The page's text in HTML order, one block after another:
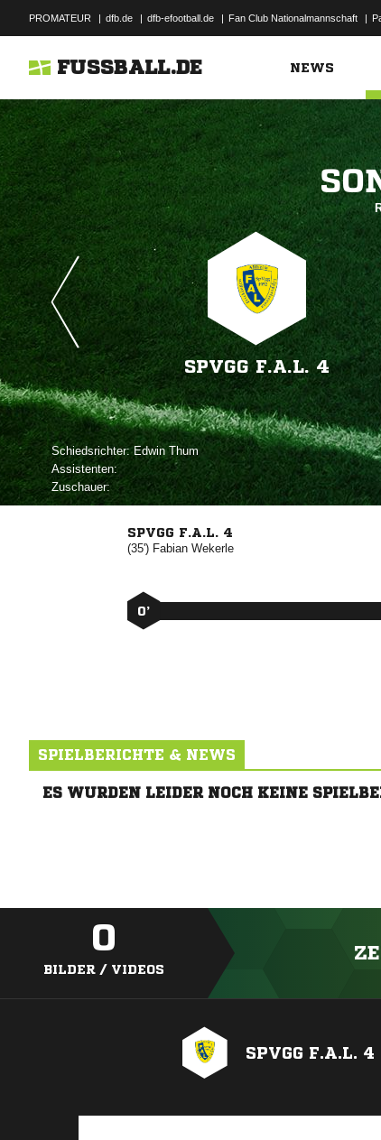
PROMATEUR | dfb.de | dfb-efootball.de | Fan Club Nationalmannschaft |
FUSSBALL.DE NEWS
SPVGG F.A.L. 4
Schiedsrichter: 
Assistenten:
Zuschauer:
SPVGG F.A.L. 4
(35') 
0’
SPIELBERICHTE & NEWS
ES WURDEN LEIDER NOCH KEINE
0
BILDER / VIDEOS
SPVGG F.A.L. 4